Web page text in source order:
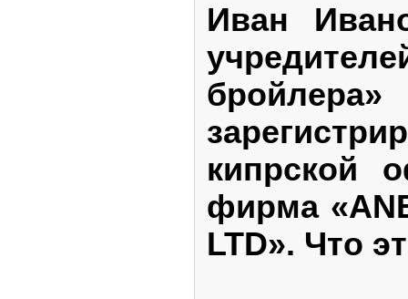
Иван
кипрской
фирма
LTD». Что